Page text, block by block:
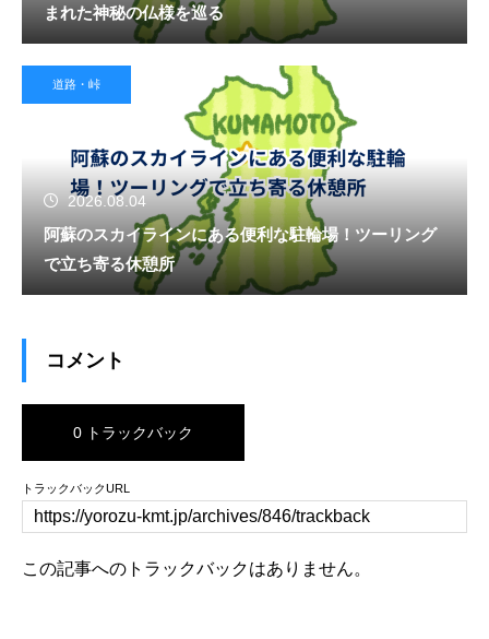
まれた神秘の仏様を巡る
道路・峠
2026.08.04
阿蘇のスカイラインにある便利な駐輪場！ツーリング
で立ち寄る休憩所
コメント
0 トラックバック
トラックバックURL
この記事へのトラックバックはありません。